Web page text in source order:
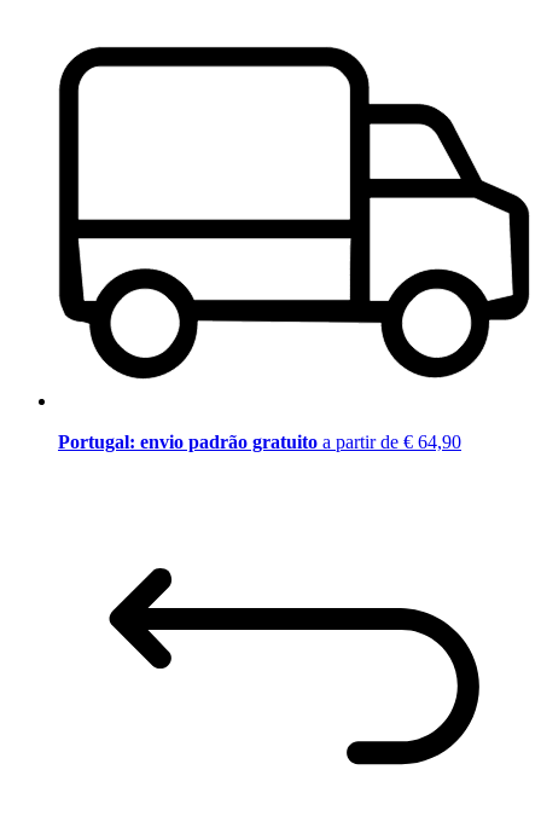
Portugal: envio padrão gratuito a partir de € 64,90